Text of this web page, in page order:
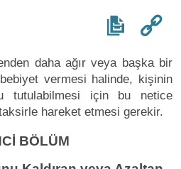
daha ağır veya başka bir
vermesi halinde, kişinin
tutulabilmesi için bu netice
taksirle hareket etmesi gerekir.
BÖLÜM